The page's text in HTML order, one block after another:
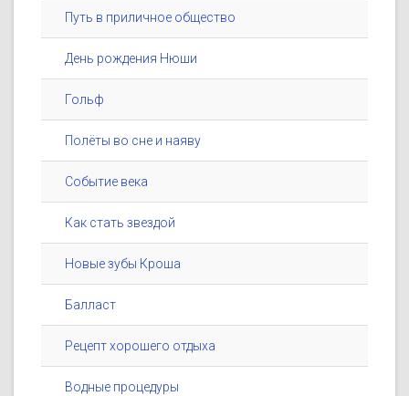
Путь в приличное общество
День рождения Нюши
Гольф
Полёты во сне и наяву
Событие века
Как стать звездой
Новые зубы Кроша
Балласт
Рецепт хорошего отдыха
Водные процедуры